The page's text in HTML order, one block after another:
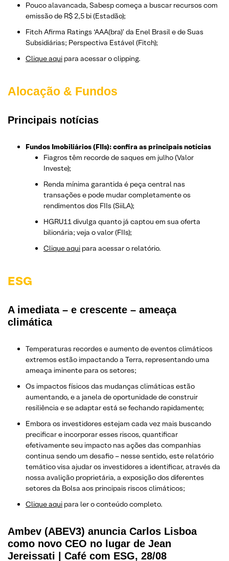
Pouco alavancada, Sabesp começa a buscar recursos com
emissão de R$ 2,5 bi (Estadão);
Fitch Afirma Ratings ‘AAA(bra)’ da Enel Brasil e de Suas
Subsidiárias; Perspectiva Estável (Fitch);
Clique aqui para acessar o clipping.
Alocação & Fundos
Principais notícias
Fundos Imobiliários (FIIs): confira as principais notícias
Fiagros têm recorde de saques em julho (Valor
Investe);
Renda mínima garantida é peça central nas
transações e pode mudar completamente os
rendimentos dos FIIs (SiiLA);
HGRU11 divulga quanto já captou em sua oferta
bilionária; veja o valor (FIIs);
Clique aqui para acessar o relatório.
ESG
A imediata – e crescente – ameaça
climática
Temperaturas recordes e aumento de eventos climáticos
extremos estão impactando a Terra, representando uma
ameaça iminente para os setores;
Os impactos físicos das mudanças climáticas estão
aumentando, e a janela de oportunidade de construir
resiliência e se adaptar está se fechando rapidamente;
Embora os investidores estejam cada vez mais buscando
precificar e incorporar esses riscos, quantificar
efetivamente seu impacto nas ações das companhias
continua sendo um desafio – nesse sentido, este relatório
temático visa ajudar os investidores a identificar, através da
nossa avalição proprietária, a exposição dos diferentes
setores da Bolsa aos principais riscos climáticos;
Clique aqui para ler o conteúdo completo.
Ambev (ABEV3) anuncia Carlos Lisboa
como novo CEO no lugar de Jean
Jereissati | Café com ESG, 28/08